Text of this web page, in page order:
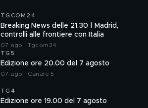
TGCOM24
Breaking News delle 21.30 | Madrid,
controlli alle frontiere con Italia
07 ago | Tgcom24
TG5
Edizione ore 20.00 del 7 agosto
07 ago | Canale 5
TG4
Edizione ore 19.00 del 7 agosto